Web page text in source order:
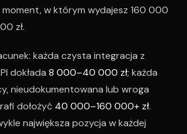
w którym wydajesz 160 000
zł.
każda czysta integracja z
dokłada 8 000–40 000 zł; każda
nieudokumentowana lub wroga
dołożyć 40 000–160 000+ zł.
największa pozycja w każdej